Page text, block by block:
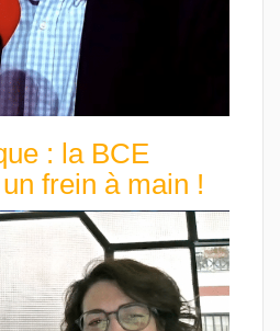
: la BCE
frein à main !